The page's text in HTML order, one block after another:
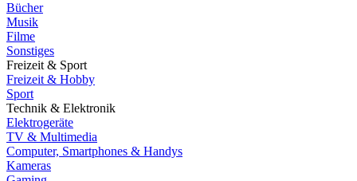
Bücher
Musik
Filme
Sonstiges
Freizeit & Sport
Freizeit & Hobby
Sport
Technik & Elektronik
Elektrogeräte
TV & Multimedia
Computer, Smartphones & Handys
Kameras